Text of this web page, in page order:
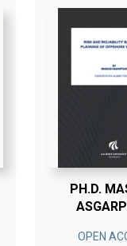
PH.D.
OPEN